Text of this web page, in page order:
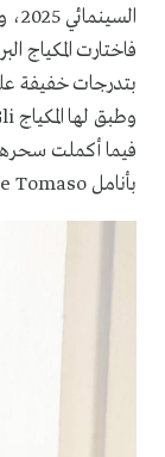
فاختارت المكياج
بتدرجات خفيفة
فيما أكملت
بأنامل Alessandra de Tomaso